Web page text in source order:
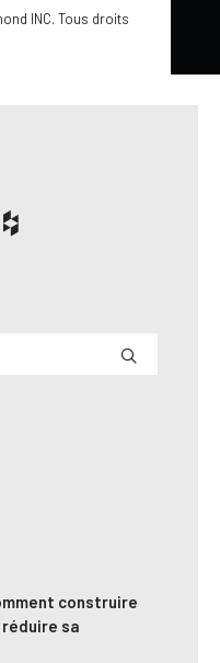
INC. Tous droits
excellent rangement
construire
sa